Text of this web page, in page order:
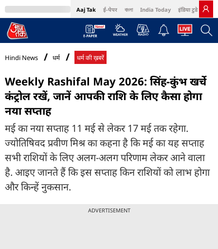
Aaj Tak ई-पेपर বাংলা India Today इंडिया टुडे हिंदी
MumbaiTak Cosmopolitan Harper's Bazaar Northeast
Hindi News धर्म धर्म की ख़बरें
Weekly Rashifal May 2026: सिंह-कुंभ खर्चे
कंट्रोल रखें, जानें आपकी राशि के लिए कैसा होगा
नया सप्ताह
मई का नया सप्ताह 11 मई से लेकर 17 मई तक रहेगा.
ज्योतिषिवद प्रवीण मिश्र का कहना है कि मई का यह सप्ताह
सभी राशियों के लिए अलग-अलग परिणाम लेकर आने वाला
है. आइए जानते हैं कि इस सप्ताह किन राशियों को लाभ होगा
और किन्हें नुकसान.
ADVERTISEMENT